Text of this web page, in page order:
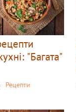
"Багата"
Рецепти